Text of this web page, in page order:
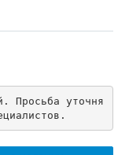
Просьба уточня